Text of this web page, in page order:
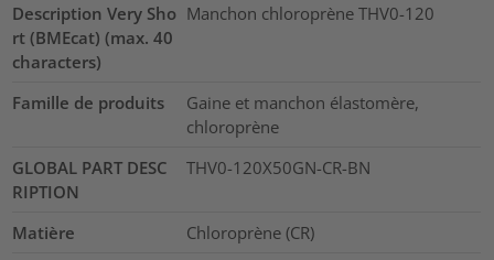
Description Very Sho
rt (BMEcat) (max. 40
characters)
Manchon chloroprène THV0-120
Famille de produits
Gaine et manchon élastomère,
chloroprène
GLOBAL PART DESC
RIPTION
THV0-120X50GN-CR-BN
Matière
Chloroprène (CR)